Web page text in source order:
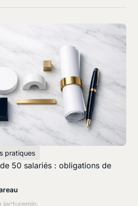
pratiques
50 salariés : obligations de
lecturemin.